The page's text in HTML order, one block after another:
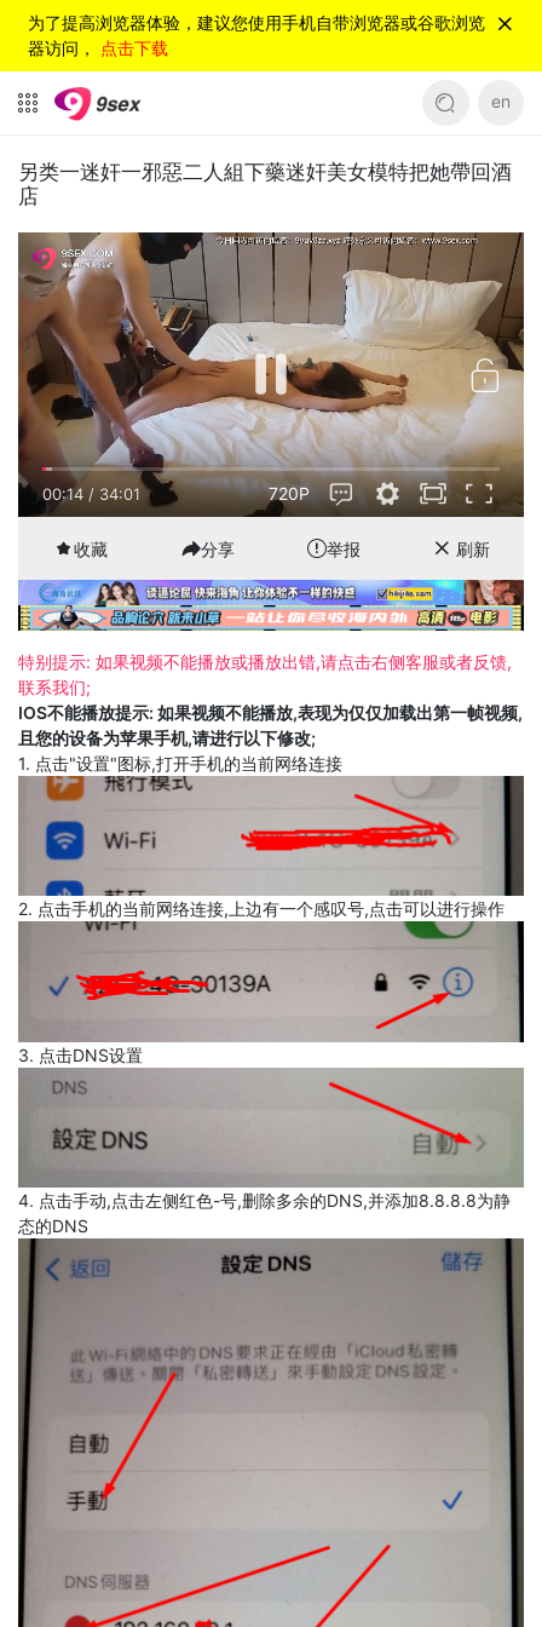
为了提高浏览器体验，建议您使用手机自带浏览器或谷歌浏览
器访问， 点击下载
en
另类一迷奸一邪惡二人組下藥迷奸美女模特把她帶回酒
店
00:14 / 34:01 720P
收藏 分享 举报 刷新
特别提示: 如果视频不能播放或播放出错,请点击右侧客服或者反馈,
联系我们;
IOS不能播放提示: 如果视频不能播放,表现为仅仅加载出第一帧视频,
且您的设备为苹果手机,请进行以下修改;
1. 点击"设置"图标,打开手机的当前网络连接
2. 点击手机的当前网络连接,上边有一个感叹号,点击可以进行操作
3. 点击DNS设置
4. 点击手动,点击左侧红色-号,删除多余的DNS,并添加8.8.8.8为静
态的DNS